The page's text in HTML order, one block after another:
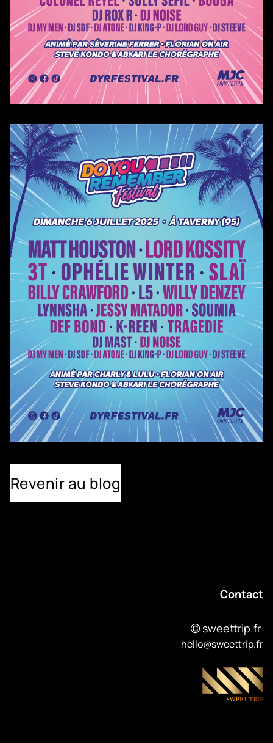
Revenir au blog
Contact
sweettrip.fr
hello@sweettrip.fr